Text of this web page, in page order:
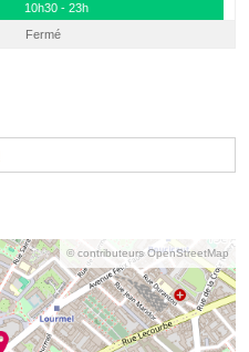
10h30 - 23h
Fermé
© contributeurs OpenStreetMap